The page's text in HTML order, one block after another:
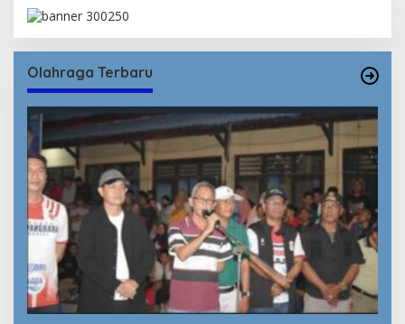
Olahraga Terbaru